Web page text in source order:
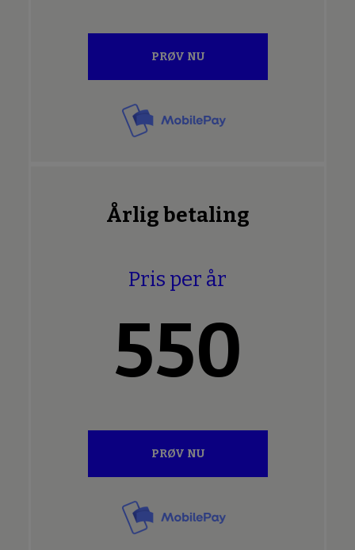
PRØV NU
Årlig betaling
Pris per år
550
PRØV NU